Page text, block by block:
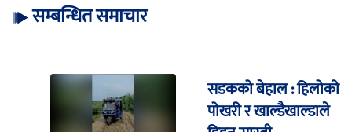
सम्बन्धित समाचार
सडकको बेहाल : हिलोको
पोखरी र खाल्डैखाल्डाले